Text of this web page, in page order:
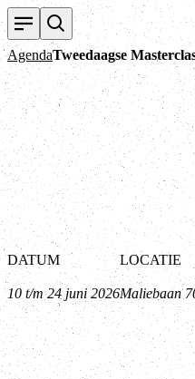
AgendaTweedaagse
DATUM
10 t/m 24 juni 2026
LOCATIE
Maliebaan